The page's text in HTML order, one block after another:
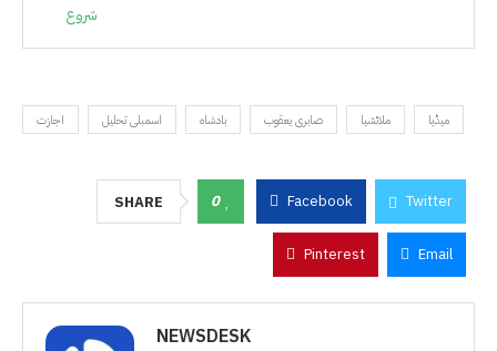
شروع
اجازت اسمبلی تحلیل بادشاہ صابری یعقوب ملائشیا میڈیا
SHARE 0 Facebook Twitter
Pinterest Email
NEWSDESK